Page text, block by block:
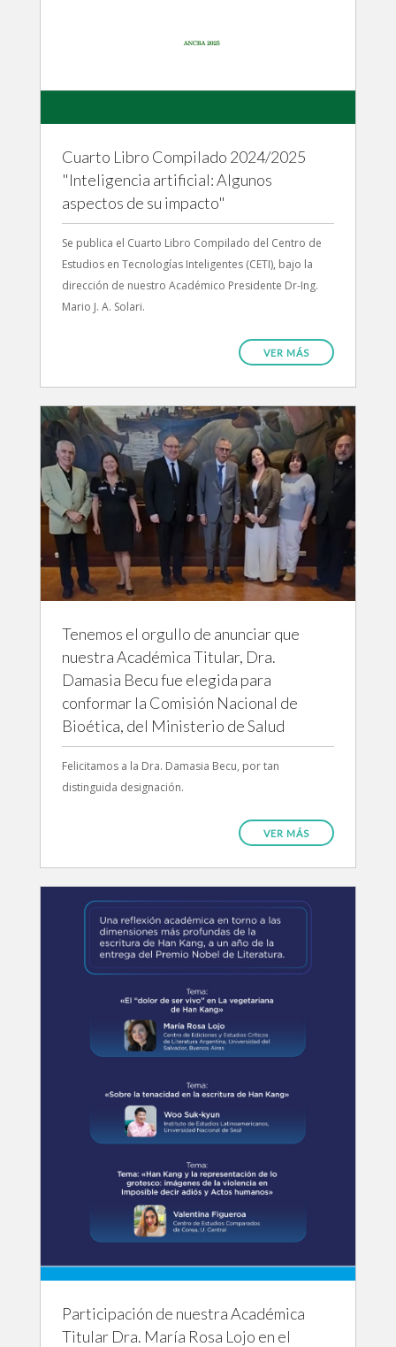
Cuarto Libro Compilado 2024/2025
"Inteligencia artificial: Algunos
aspectos de su impacto"
Se publica el Cuarto Libro Compilado del Centro de
Estudios en Tecnologías Inteligentes (CETI), bajo la
dirección de nuestro Académico Presidente Dr-Ing.
Mario J. A. Solari.
VER MÁS
Tenemos el orgullo de anunciar que
nuestra Académica Titular, Dra.
Damasia Becu fue elegida para
conformar la Comisión Nacional de
Bioética, del Ministerio de Salud
Felicitamos a la Dra. Damasia Becu, por tan
distinguida designación.
VER MÁS
Participación de nuestra Académica
Titular Dra. María Rosa Lojo en el